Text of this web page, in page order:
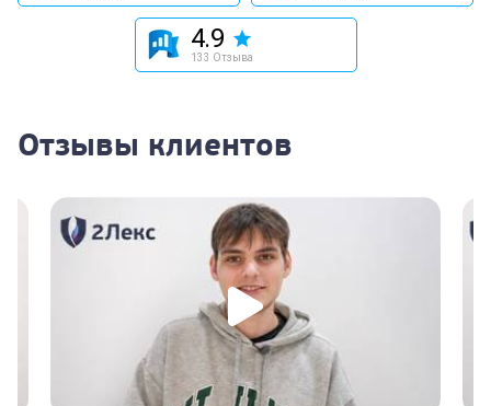
4.9
133 Отзыва
Отзывы клиентов